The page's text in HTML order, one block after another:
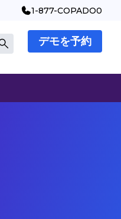
1-877-COPADO0
デモを予約